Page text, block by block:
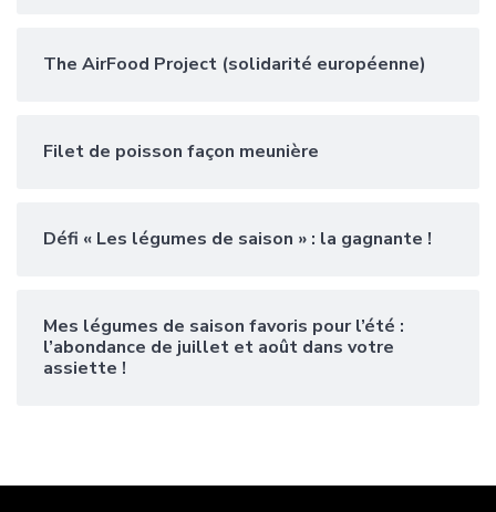
The AirFood Project (solidarité européenne)
Filet de poisson façon meunière
Défi « Les légumes de saison » : la gagnante !
Mes légumes de saison favoris pour l’été :
l’abondance de juillet et août dans votre
assiette !